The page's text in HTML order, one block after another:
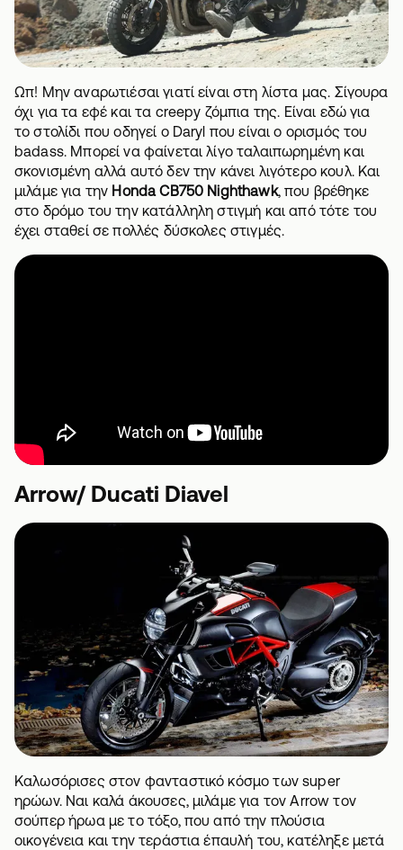
Ωπ! Μην αναρωτιέσαι γιατί είναι στη λίστα μας. Σίγουρα
όχι για τα εφέ και τα creepy ζόμπια της. Είναι εδώ για
το στολίδι που οδηγεί ο Daryl που είναι ο ορισμός του
badass. Μπορεί να φαίνεται λίγο ταλαιπωρημένη και
σκονισμένη αλλά αυτό δεν την κάνει λιγότερο κουλ. Και
μιλάμε για την Honda CB750 Nighthawk, που βρέθηκε
στο δρόμο του την κατάλληλη στιγμή και από τότε του
έχει σταθεί σε πολλές δύσκολες στιγμές.
Arrow/ Ducati Diavel
Καλωσόρισες στον φανταστικό κόσμο των super
ηρώων. Ναι καλά άκουσες, μιλάμε για τον Arrow τον
σούπερ ήρωα με το τόξο, που από την πλούσια
οικογένεια και την τεράστια έπαυλή του, κατέληξε μετά